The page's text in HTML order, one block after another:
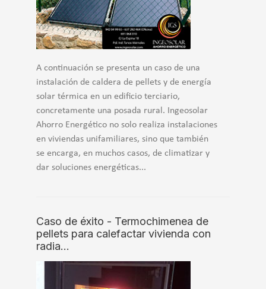
A continuación se presenta un caso de una
instalación de caldera de pellets y de energía
solar térmica en un edificio terciario,
concretamente una posada rural. Ingeosolar
Ahorro Energético no solo realiza instalaciones
en viviendas unifamiliares, sino que también
se encarga, en muchos casos, de climatizar y
dar soluciones energéticas...
Caso de éxito - Termochimenea de
pellets para calefactar vivienda con
radia…